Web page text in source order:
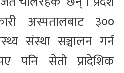
अस्पतालबाट ३००
संस्था सञ्चालन गर्न
पनि सेती प्रादेशिक